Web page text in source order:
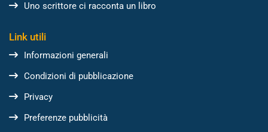
Uno scrittore ci racconta un libro
Link utili
Informazioni generali
Condizioni di pubblicazione
Privacy
Preferenze pubblicità